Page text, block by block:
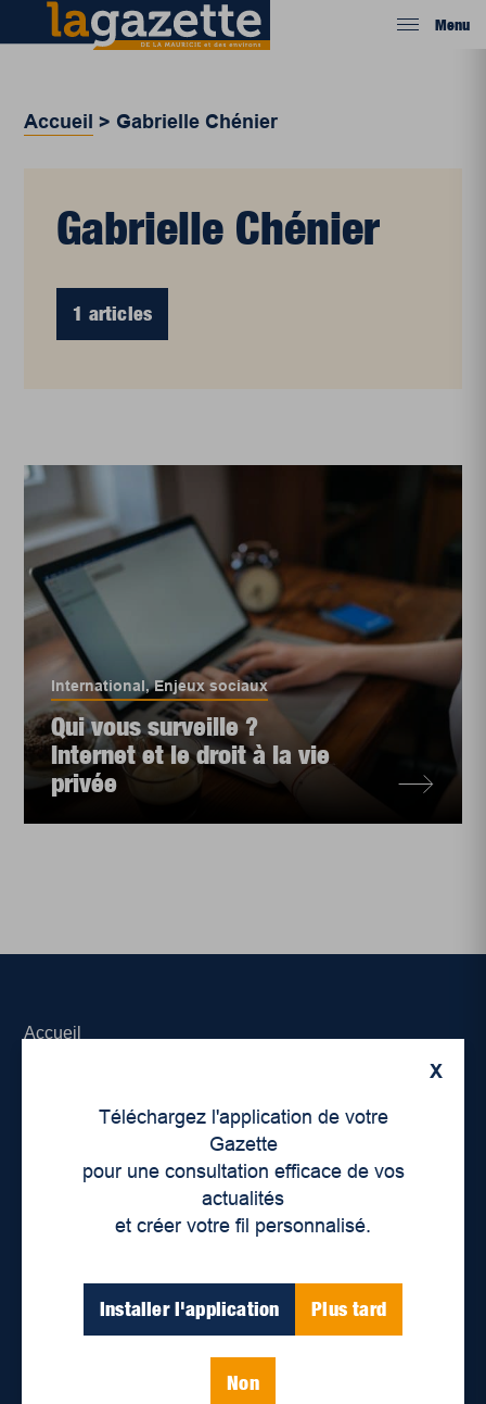
Menu
Accueil > Gabrielle Chénier
Gabrielle Chénier
1 articles
International,Enjeux sociaux
Qui vous surveille ?
Internet et le droit à la vie
privée
X
Téléchargez l'application de votre
Gazette
pour une consultation efficace de vos
actualités
et créer votre fil personnalisé.
Installer l'application Plus tard
Non
Accueil
Déontologie et confidentialité